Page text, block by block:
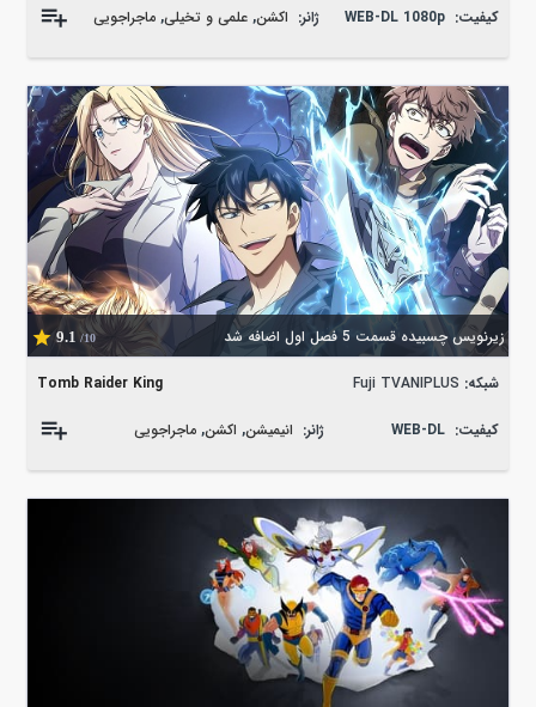
کیفیت: WEB-DL 1080p ژانر: اکشن,علمی و تخیلی,ماجراجویی
زیرنویس چسبیده قسمت 5 فصل اول اضافه شد 9.1 /10
Tomb Raider King شبکه: Fuji TVANIPLUS
کیفیت: WEB-DL ژانر: انیمیشن, اکشن, ماجراجویی